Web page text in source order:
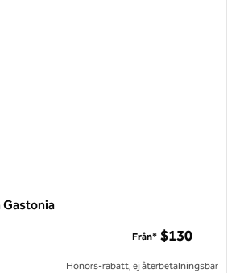
Gastonia
Från* $130
Honors-rabatt, ej återbetalningsbar